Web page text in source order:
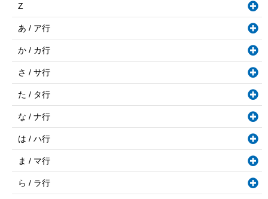
Z
あ / ア行
か / カ行
さ / サ行
た / タ行
な / ナ行
は / ハ行
ま / マ行
ら / ラ行